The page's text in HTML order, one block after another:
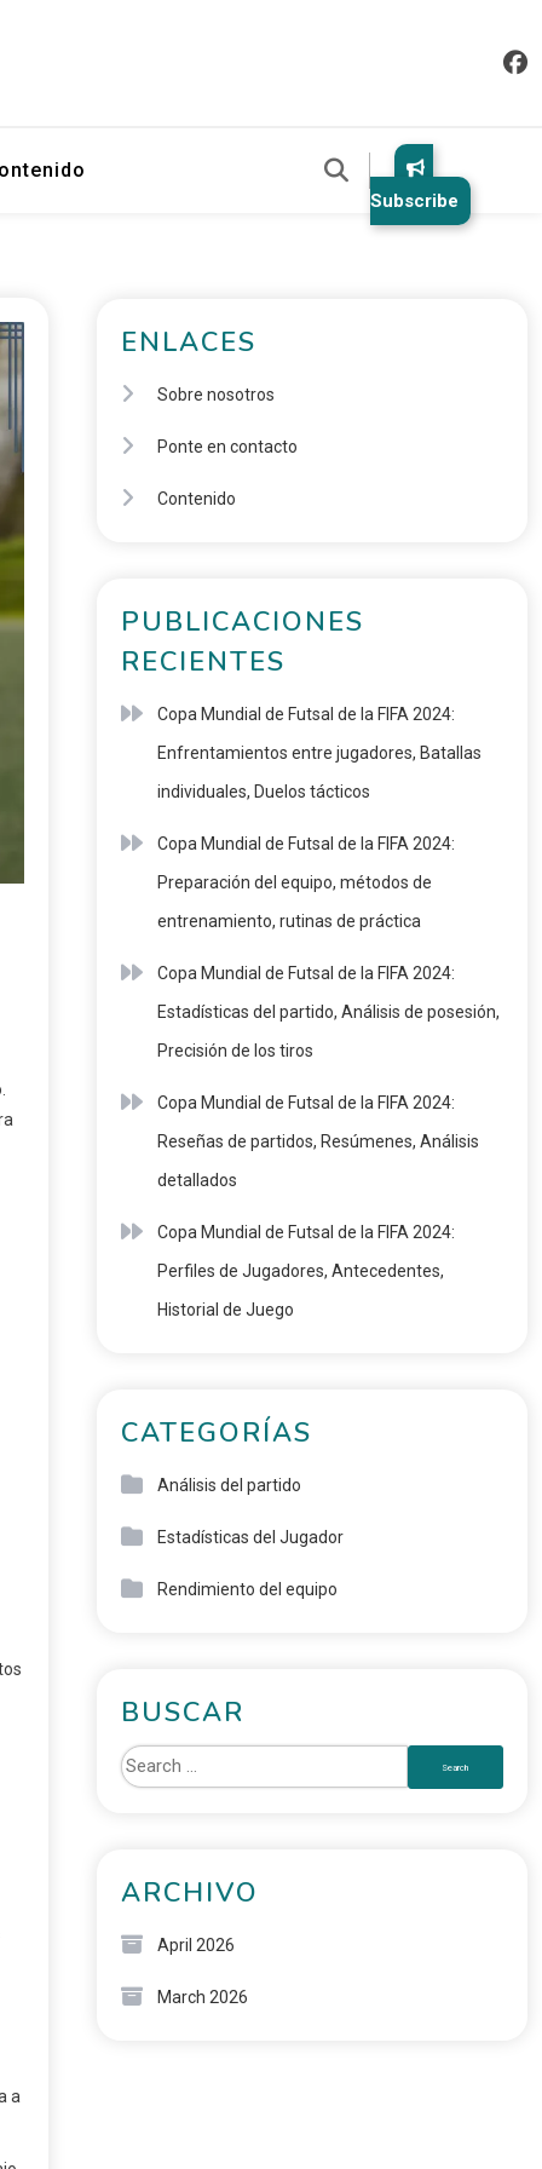
Subscribe
a
ENLACES
Sobre nosotros
Ponte en contacto
Contenido
PUBLICACIONES
RECIENTES
Copa Mundial de Futsal de la FIFA 2024:
Enfrentamientos entre jugadores, Batallas
individuales, Duelos tácticos
Copa Mundial de Futsal de la FIFA 2024:
Preparación del equipo, métodos de
entrenamiento, rutinas de práctica
Copa Mundial de Futsal de la FIFA 2024:
Estadísticas del partido, Análisis de posesión,
Precisión de los tiros
Copa Mundial de Futsal de la FIFA 2024:
Reseñas de partidos, Resúmenes, Análisis
detallados
Copa Mundial de Futsal de la FIFA 2024:
Perfiles de Jugadores, Antecedentes,
Historial de Juego
CATEGORÍAS
Análisis del partido
Estadísticas del Jugador
Rendimiento del equipo
BUSCAR
ARCHIVO
April 2026
March 2026